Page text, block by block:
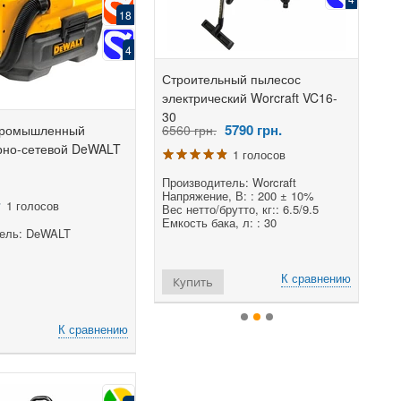
18
4
сетевой DeWALT
1 голосов
DeWALT
К сравнению
пылесос
0грн.
3 голосов
Crown
: Швейцария
Строительный пылесос
электрический Worcraft VC16-
30
6560 грн. 5790грн.
1 голосов
Производитель: Worcraft
Напряжение, В: : 200 ± 10%
Вес нетто/брутто, кг:: 6.5/9.5
Емкость бака, л: : 30
К сравнению
Купить